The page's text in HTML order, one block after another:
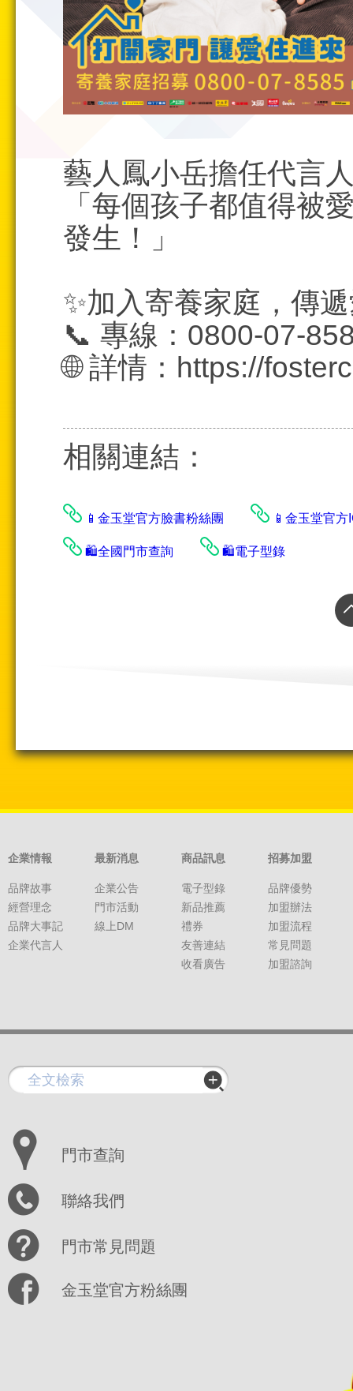
藝人鳳小岳擔任代言
「每個孩子都值得被
發生！」
✨加入寄養家庭，傳
📞 專線：0800-07-
🌐 詳情：https://
相關連結：
📱金玉堂官方臉書粉絲團 📱金玉堂官方
🛍️全國門市查詢 🛍️電子型錄
企業情報
品牌故事
經營理念
品牌大事記
企業代言人
最新消息
企業公告
門市活動
線上DM
商品訊息
電子型錄
新品推薦
禮券
友善連結
收看廣告
招募加盟
品牌優勢
加盟辦法
加盟流程
常見問題
加盟諮詢
門市查詢
聯絡我們
門市常見問題
金玉堂官方粉絲團